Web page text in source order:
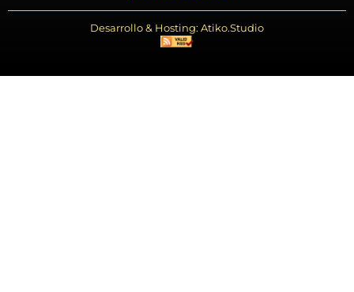
Desarrollo & Hosting: Atiko.Studio